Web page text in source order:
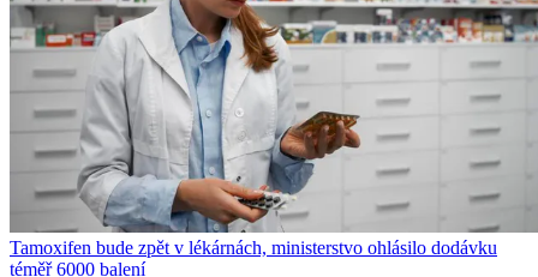
Tamoxifen bude zpět v lékárnách, ministerstvo ohlásilo dodávku
téměř 6000 balení